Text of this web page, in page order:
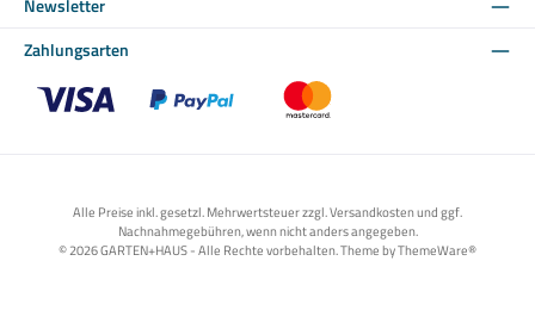
Newsletter
Zahlungsarten
Alle Preise inkl. gesetzl. Mehrwertsteuer zzgl. Versandkosten und ggf.
Nachnahmegebühren, wenn nicht anders angegeben.
© 2026 GARTEN+HAUS - Alle Rechte vorbehalten. Theme byThemeWare®